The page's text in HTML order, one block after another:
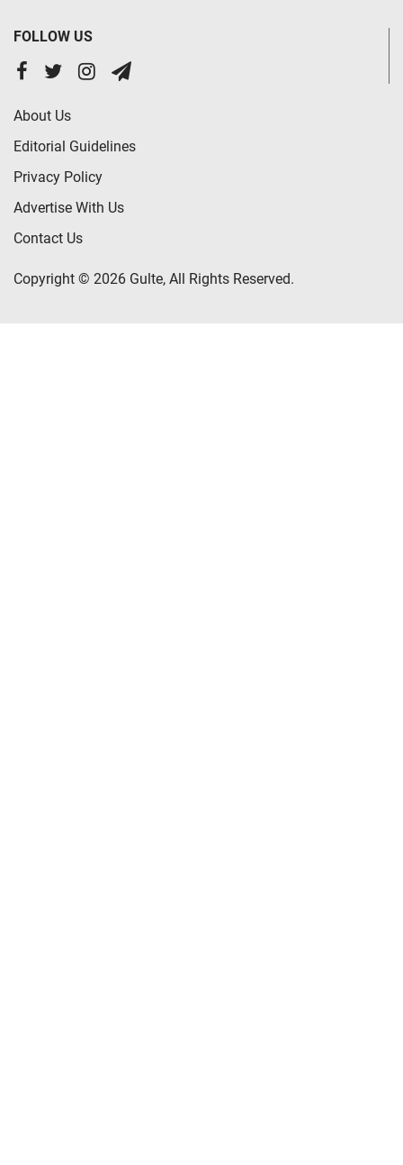
FOLLOW US
About Us
Editorial Guidelines
Privacy Policy
Advertise With Us
Contact Us
Copyright © 2026 Gulte, All Rights Reserved.